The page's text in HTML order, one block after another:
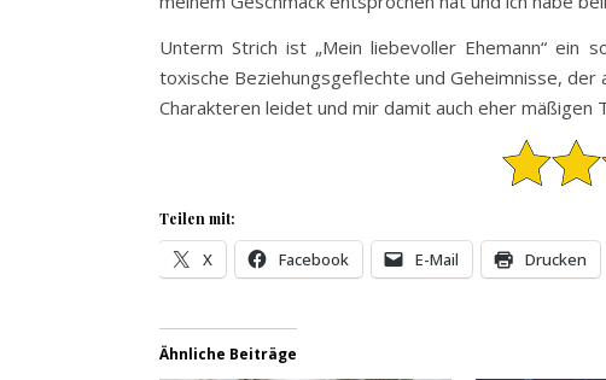
Unterm Strich ist „Mein liebevoller Ehemann“ ein
toxische Beziehungsgeflechte und Geheimnisse,
Charakteren leidet und mir damit auch eher mäßigen
Teilen mit:
X Facebook E-Mail Drucken
Ähnliche Beiträge